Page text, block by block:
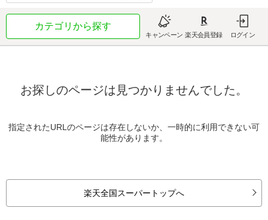
カテゴリから探す
キャンペーン 楽天会員登録 ログイン
お探しのページは見つかりませんでした。
指定されたURLのページは存在しないか、一時的に利用できない可
能性があります。
楽天全国スーパートップへ